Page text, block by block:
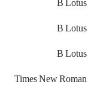
B Lotus
B Lotus
Times New Roman